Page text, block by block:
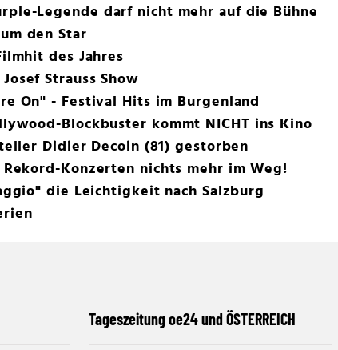
Legende darf nicht mehr auf die Bühne
den Star
des Jahres
Strauss Show
On" - Festival Hits im Burgenland
Blockbuster kommt NICHT ins Kino
Didier Decoin (81) gestorben
Konzerten nichts mehr im Weg!
die Leichtigkeit nach Salzburg
Tageszeitung oe24 und ÖSTERREICH